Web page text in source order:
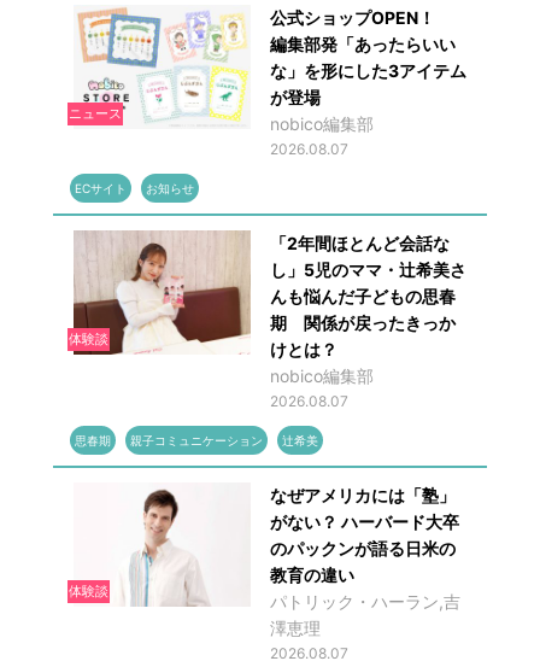
ニュース
公式ショップOPEN！
編集部発「あったらいい
な」を形にした3アイテム
が登場
nobico編集部
2026.08.07
ECサイト お知らせ
体験談
「2年間ほとんど会話な
し」5児のママ・辻希美さ
んも悩んだ子どもの思春
期 関係が戻ったきっか
けとは？
nobico編集部
2026.08.07
思春期 親子コミュニケーション 辻希美
体験談
なぜアメリカには「塾」
がない？ ハーバード大卒
のパックンが語る日米の
教育の違い
パトリック・ハーラン,吉
澤恵理
2026.08.07